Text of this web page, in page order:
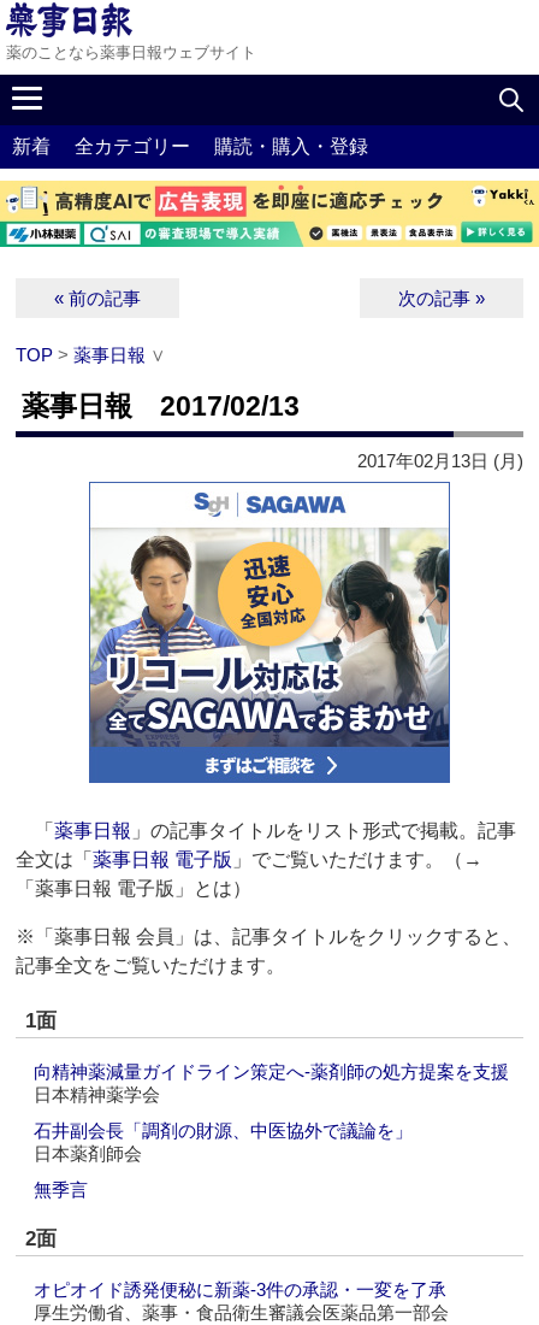
薬のことなら薬事日報ウェブサイト
新着 全カテゴリー 購読・購入・登録
« 前の記事 次の記事 »
TOP >薬事日報 ∨
薬事日報 2017/02/13
2017年02月13日 (月)
「薬事日報 」の記事タイトルをリスト形式で掲載。記事
全文は「薬事日報 電子版 」でご覧いただけます。（→
「薬事日報 電子版」とは）
※「薬事日報 会員」は、記事タイトルをクリックすると、
記事全文をご覧いただけます。
1面
向精神薬減量ガイドライン策定へ‐薬剤師の処方提案を支援
日本精神薬学会
石井副会長「調剤の財源、中医協外で議論を」
日本薬剤師会
無季言
2面
オピオイド誘発便秘に新薬‐3件の承認・一変を了承
厚生労働省、薬事・食品衛生審議会医薬品第一部会